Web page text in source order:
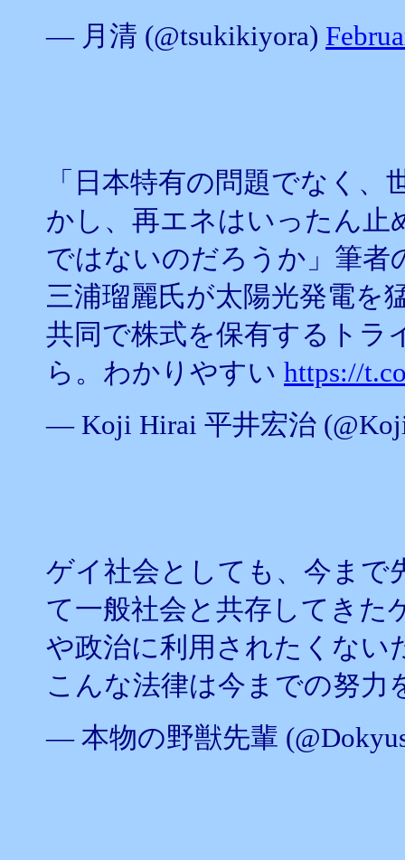
— 月清 (@tsukikiyora)
「日本特有の問題でなく
かし、再エネはいったん止
ではないのだろうか」筆者
三浦瑠麗氏が太陽光発電を
共同で株式を保有するトラ
ら。わかりやすい https://
— Koji Hirai 平井宏治
ゲイ社会としても、今まで
て一般社会と共存してきた
や政治に利用されたくない
こんな法律は今までの努力
— 本物の野獣先輩